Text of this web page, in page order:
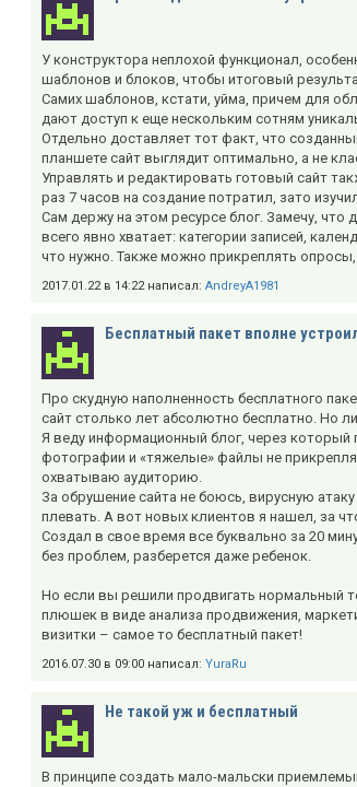
У конструктора неплохой функционал,
шаблонов и блоков, чтобы итоговый
Самих шаблонов, кстати, уйма, причем для
дают доступ к еще нескольким сотням
Отдельно доставляет тот факт, что
планшете сайт выглядит оптимально, а не
Управлять и редактировать готовый сайт
раз 7 часов на создание потратил, зато
Сам держу на этом ресурсе блог. Замечу,
всего явно хватает: категории записей,
что нужно. Также можно прикреплять
2017.01.22 в 14:22 написал: AndreyA1981
Бесплатный пакет вполне
Про скудную наполненность бесплатного
сайт столько лет абсолютно бесплатно. Но
Я веду информационный блог, через который
фотографии и «тяжелые» файлы не
охватываю аудиторию.
За обрушение сайта не боюсь, вирусную
плевать. А вот новых клиентов я нашел, за
Создал в свое время все буквально за 20
без проблем, разберется даже ребенок.
Но если вы решили продвигать нормальный
плюшек в виде анализа продвижения,
визитки – самое то бесплатный пакет!
2016.07.30 в 09:00 написал: YuraRu
Не такой уж и бесплатный
В принципе создать мало-мальски